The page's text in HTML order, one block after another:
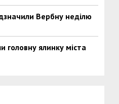
Вербну неділю
головну ялинку міста